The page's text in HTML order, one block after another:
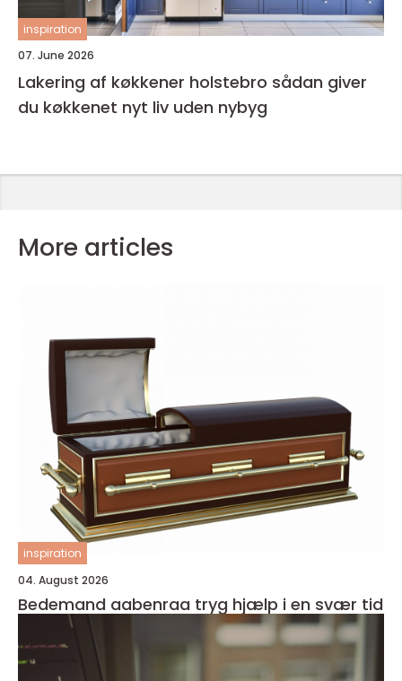
inspiration
07. June 2026
Lakering af køkkener holstebro sådan giver
du køkkenet nyt liv uden nybyg
More articles
inspiration
04. August 2026
Bedemand aabenraa tryg hjælp i en svær tid